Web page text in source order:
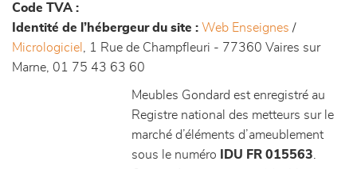
Code TVA :
Identité de l’hébergeur du site : Web Enseignes /
Micrologiciel
, 1 Rue de Champfleuri - 77360 Vaires sur
Marne, 01 75 43 63 60
Meubles Gondard est enregistré au
Registre national des metteurs sur le
marché d’éléments d’ameublement
sous le numéro
IDU FR 015563